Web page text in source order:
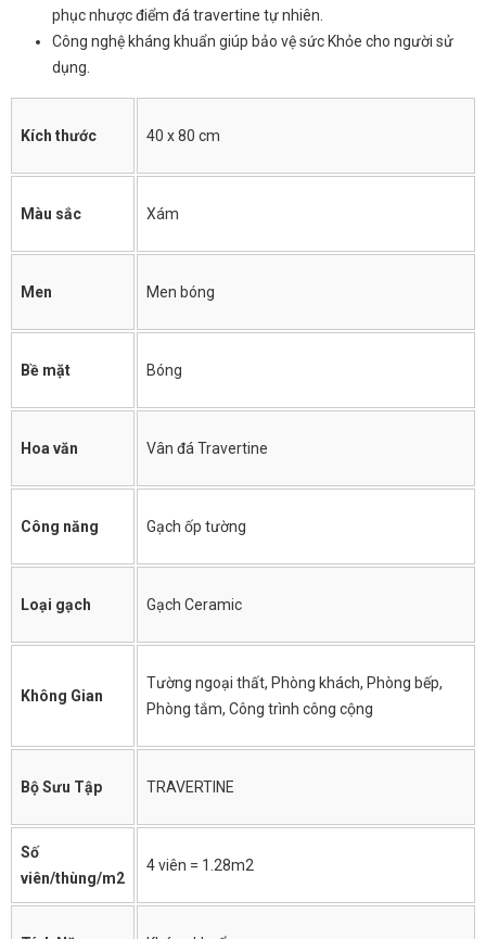
phục nhược điểm đá travertine tự nhiên.
Công nghệ kháng khuẩn giúp bảo vệ sức Khỏe cho người sử
dụng.
Kích thước 40 x 80 cm
Màu sắc Xám
Men Men bóng
Bề mặt Bóng
Hoa văn Vân đá Travertine
Công năng Gạch ốp tường
Loại gạch Gạch Ceramic
Không Gian
Tường ngoại thất, Phòng khách, Phòng bếp,
Phòng tắm, Công trình công cộng
Bộ Sưu Tập TRAVERTINE
Số
viên/thùng/m2
4 viên = 1.28m2